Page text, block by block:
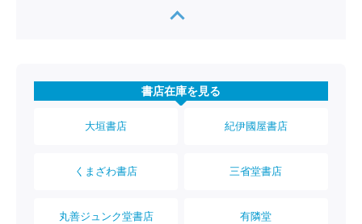
書店在庫を見る
大垣書店 紀伊國屋書店
くまざわ書店 三省堂書店
丸善ジュンク堂書店 有隣堂